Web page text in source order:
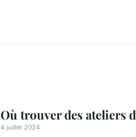
Où trouver des ateliers
4 juillet 2024